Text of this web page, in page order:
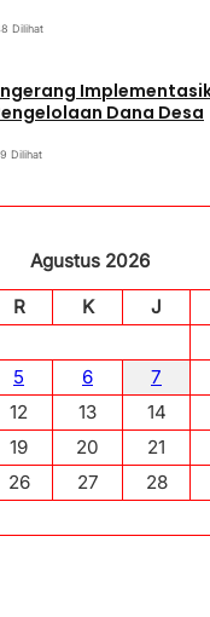
Dilihat
Dana Desa
Dilihat
Agustus 2026
R K J
5 6 7
12 13 14
19 20 21
26 27 28